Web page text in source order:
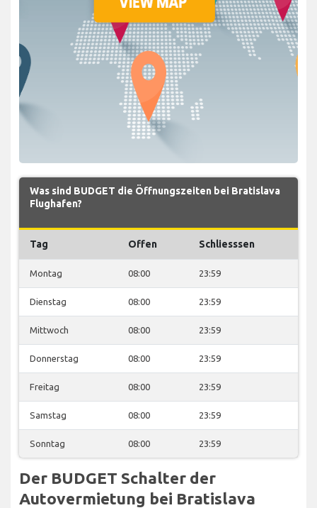
Was sind BUDGET die Öffnungszeiten bei Bratislava
Flughafen?
Tag Offen Schliesssen
Montag 08:00 23:59
Dienstag 08:00 23:59
Mittwoch 08:00 23:59
Donnerstag 08:00 23:59
Freitag 08:00 23:59
Samstag 08:00 23:59
Sonntag 08:00 23:59
Der BUDGET Schalter der
Autovermietung bei Bratislava